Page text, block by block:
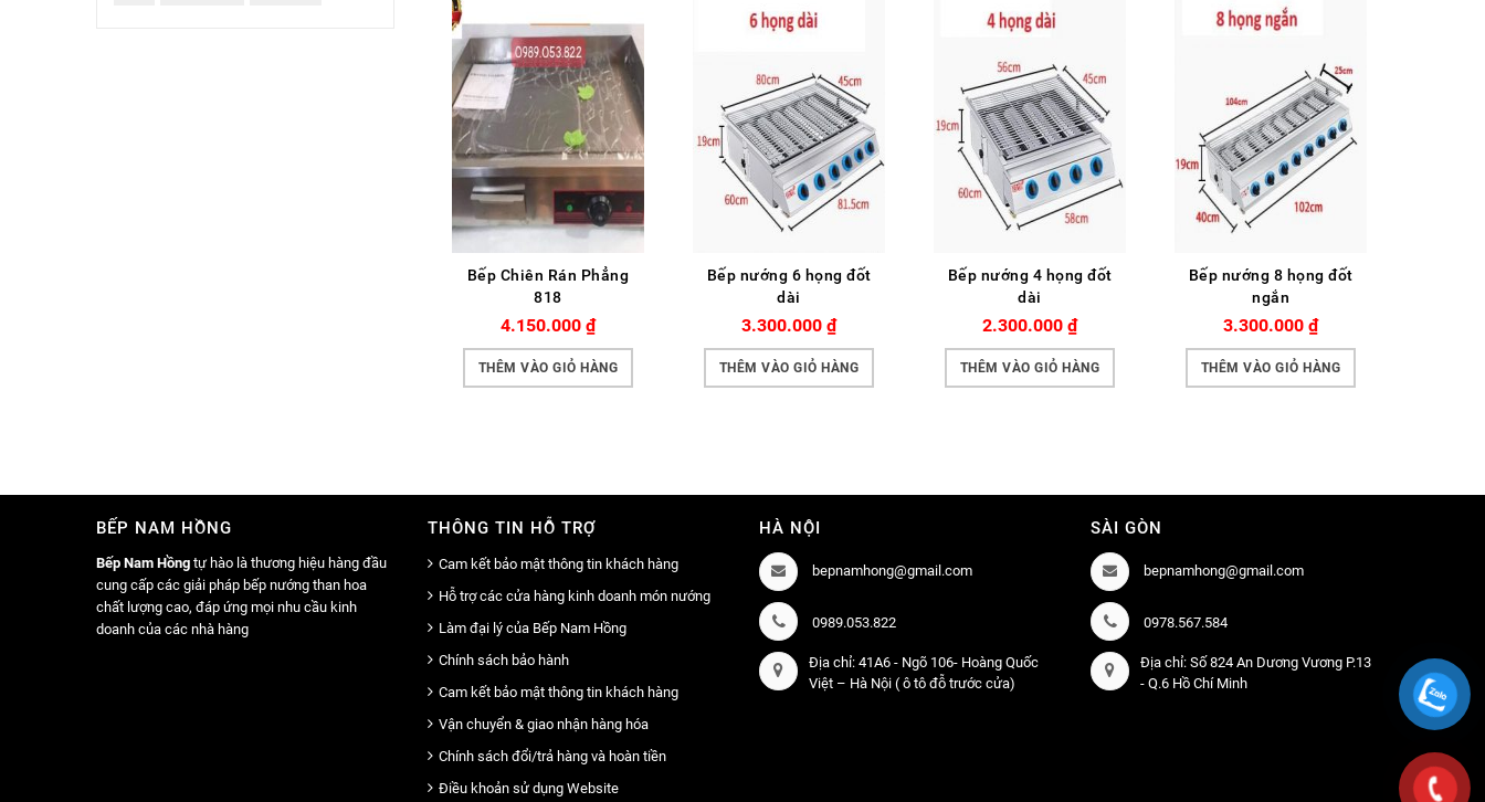
Bếp Chiên Rán Phẳng
818
4.150.000 ₫
THÊM VÀO GIỎ HÀNG
Bếp nướng 6 họng đốt
dài
3.300.000 ₫
THÊM VÀO GIỎ HÀNG
Bếp nướng 4 họng đốt
dài
2.300.000 ₫
THÊM VÀO GIỎ HÀNG
Bếp nướng 8 họng đốt
ngắn
3.300.000 ₫
THÊM VÀO GIỎ HÀNG
BẾP NAM HỒNG
Bếp Nam Hồng tự hào là thương hiệu hàng đầu
cung cấp các giải pháp bếp nướng than hoa
chất lượng cao, đáp ứng mọi nhu cầu kinh
doanh của các nhà hàng
THÔNG TIN HỖ TRỢ
Cam kết bảo mật thông tin khách hàng
Hỗ trợ các cửa hàng kinh doanh món nướng
Làm đại lý của Bếp Nam Hồng
Chính sách bảo hành
Cam kết bảo mật thông tin khách hàng
Vận chuyển & giao nhận hàng hóa
Chính sách đổi/trả hàng và hoàn tiền
Điều khoản sử dụng Website
HÀ NỘI
bepnamhong@gmail.com
0989.053.822
Địa chỉ: 41A6 - Ngõ 106- Hoàng Quốc
Việt – Hà Nội ( ô tô đỗ trước cửa)
SÀI GÒN
bepnamhong@gmail.com
0978.567.584
Địa chỉ: Số 824 An Dương Vương P.13
- Q.6 Hồ Chí Minh